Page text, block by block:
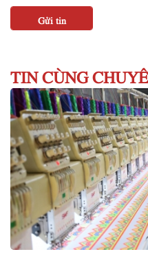
TIN CÙNG